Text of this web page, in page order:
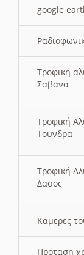
google
Τροφική
Σαβανα
Τροφική
Τουνδρα
Τροφική
Δασος
Καμερες
Πρόταση